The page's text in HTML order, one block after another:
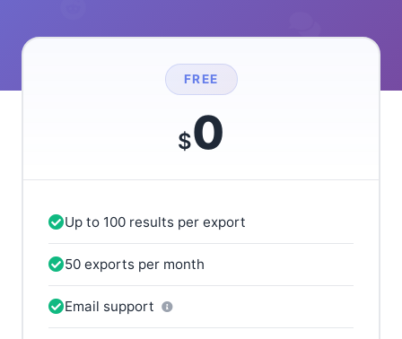
FREE
$0
Up to 100 results per export
50 exports per month
Email support